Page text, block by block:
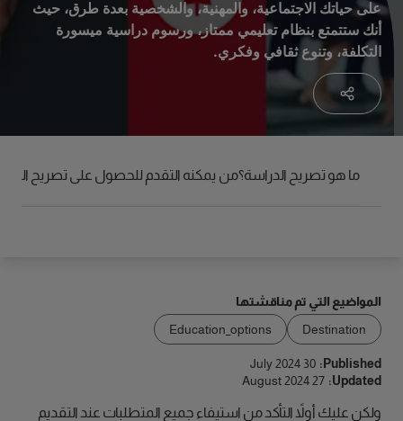
بعد الحصول على عرض
الاستعداد للمغادرة
على حياتك الاجتماعية، والمهنية، والشخصية بعدة طرق، حيث
أنك ستتمتع بنظام تعليمي ممتاز، ورسوم دراسية ميسورة
التكلفة، وتنوع ثقافي وفكري.
ما هو تصريح الدراسة؟من يمكنه التقدم للحصول على تصريح
المواضيع التي تم مناقشتها
Destination
Education_options
Published:
30 July 2024
Updated:
27 August 2024
ولكن عليك أولاً التأكد من استيفاء جميع المتطلبات عند التقديم